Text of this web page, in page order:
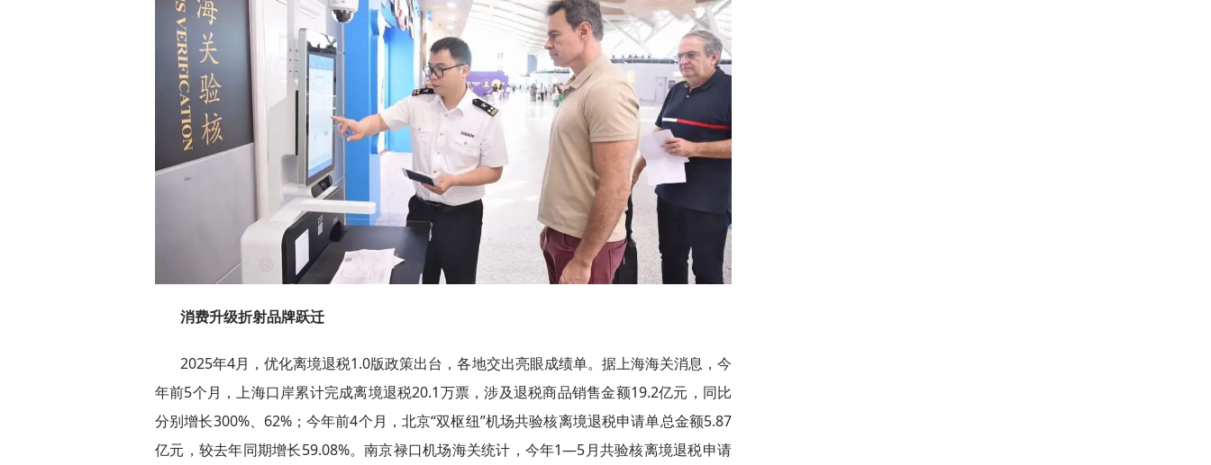
消费升级折射品牌跃迁
2025年4月，优化离境退税1.0版政策出台，各地交出亮眼成绩单。据上海海关消息，今
年前5个月，上海口岸累计完成离境退税20.1万票，涉及退税商品销售金额19.2亿元，同比
分别增长300%、62%；今年前4个月，北京“双枢纽”机场共验核离境退税申请单总金额5.87
亿元，较去年同期增长59.08%。南京禄口机场海关统计，今年1—5月共验核离境退税申请